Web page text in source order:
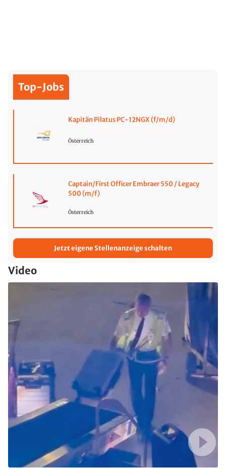
Top-Jobs
Kapitän Pilatus PC-12NGX (f/m/d)
Österreich
Captain/First Officer Embraer 550 / Legacy
500 (m/f)
Österreich
Jetzt eigene Stellenanzeige schalten
Video